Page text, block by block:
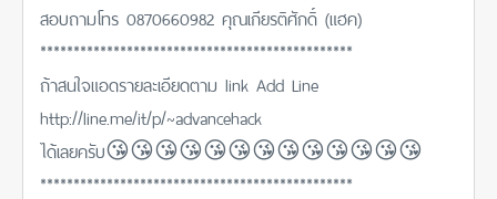
สอบถามโทร 0870660982 คุณเกียรติศักดิ์ (แฮค)
***********************************************
ถ้าสนใจแอดรายละเอียดตาม link Add Line
http://line.me/it/p/~advancehack
ได้เลยครับ😘😘😘😘😘😘😘😘😘😘😘😘😘
***********************************************